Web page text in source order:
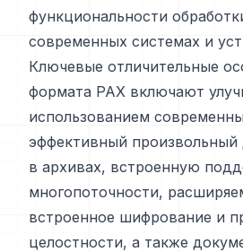
функциональности
современных системах и
Ключевые отличительные
формата PAX включают
использованием
эффективный произвольный
в архивах, встроенную
многопоточности,
встроенное шифрование и
целостности, а также